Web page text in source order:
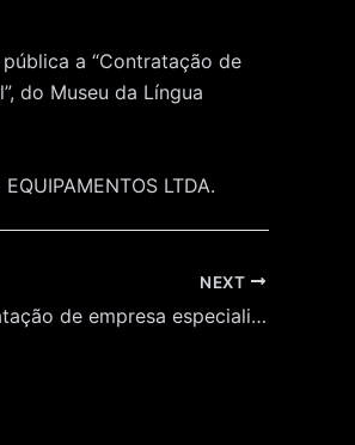
pública a “Contratação de
do Museu da Língua
LTDA.
NEXT
Prorrogação do Prazo – Contratação de empresa especializada em transporte executivo de passageiros para realizar o transporte dos participantes do projeto “Domingo no Museu”, a ser efetivado no ano de 2025 pelo Museu da Língua Portuguesa.